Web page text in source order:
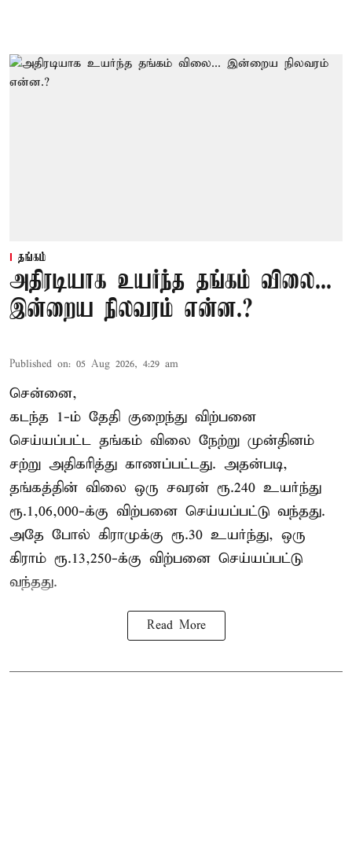
தங்கம்
அதிரடியாக உயர்ந்த தங்கம் விலை...
இன்றைய நிலவரம் என்ன.?
Published on: 05 Aug 2026, 4:29 am
சென்னை,
கடந்த 1-ம் தேதி குறைந்து விற்பனை
செய்யப்பட்ட தங்கம் விலை நேற்று முன்தினம்
சற்று அதிகரித்து காணப்பட்டது. அதன்படி,
தங்கத்தின் விலை ஒரு சவரன் ரூ.240 உயர்ந்து
ரூ.1,06,000-க்கு விற்பனை செய்யப்பட்டு வந்தது.
அதே போல் கிராமுக்கு ரூ.30 உயர்ந்து, ஒரு
கிராம் ரூ.13,250-க்கு விற்பனை செய்யப்பட்டு
வந்தது.
Read More